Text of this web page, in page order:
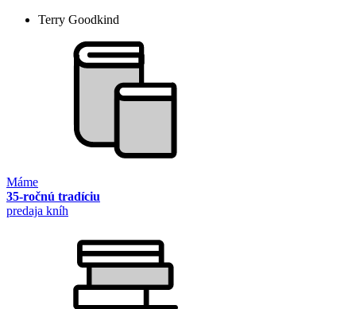
Terry Goodkind
Máme
35-ročnú tradíciu
predaja kníh